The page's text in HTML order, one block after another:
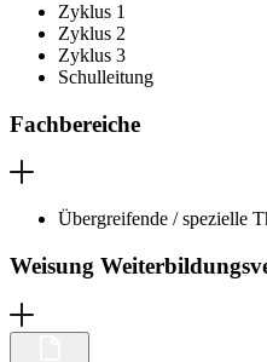
Zyklus 1
Zyklus 2
Zyklus 3
Schulleitung
Fachbereiche
Übergreifende / spezielle
Weisung